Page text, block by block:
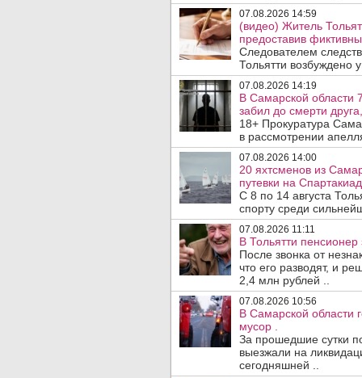
07.08.2026 14:59
(видео) Житель
предоставив
Следователем
Тольятти возбуждено
07.08.2026 14:19
В Самарской области
забил до смерти
18+ Прокуратура
в рассмотрении
07.08.2026 14:00
20 яхтсменов из
путевки на
С 8 по 14 августа
спорту среди
07.08.2026 11:11
В Тольятти
После звонка от
что его разводят, и
2,4 млн рублей ..
07.08.2026 10:56
В Самарской области
мусор .
За прошедшие сутки
выезжали на
сегодняшней ..